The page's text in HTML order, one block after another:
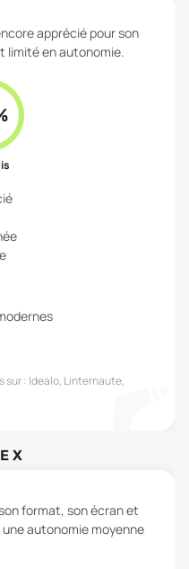
apprécié pour son
limité en autonomie.
sur : Idealo, Linternaute,
X
format, son écran et
une autonomie moyenne